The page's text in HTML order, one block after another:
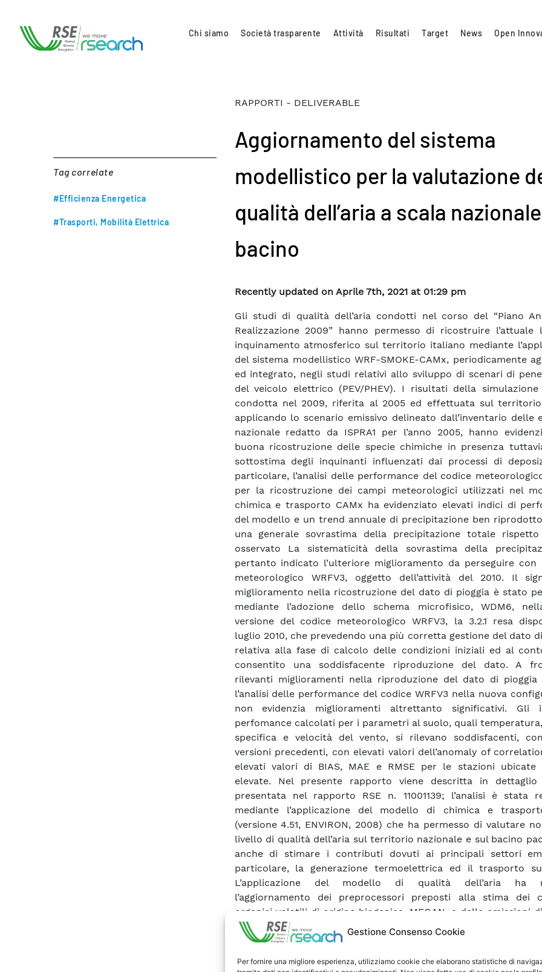
Gestione Consenso Cookie
Per fornire una migliore esperienza, utilizziamo cookie che elaborano statistiche di
Chi siamo Società trasparente Attività Risultati Target News Open
Tag correlate
#Efficienza Energetica
#Trasporti, Mobilità Elettrica
RAPPORTI - DELIVERABLE
Aggiornamento del sistema
modellistico per la valutazione
qualità dell’aria a scala
bacino
Recently updated on Aprile 7th, 2021 at 01:29 pm
Gli studi di qualità dell’aria condotti nel corso del “Piano
Realizzazione 2009” hanno permesso di ricostruire l’attuale
inquinamento atmosferico sul territorio italiano mediante
del sistema modellistico WRF-SMOKE-CAMx, periodicamente
ed integrato, negli studi relativi allo sviluppo di scenari di
del veicolo elettrico (PEV/PHEV). I risultati della simulazione
condotta nel 2009, riferita al 2005 ed effettuata sul
applicando lo scenario emissivo delineato dall’inventario delle
nazionale redatto da ISPRA1 per l’anno 2005, hanno
buona ricostruzione delle specie chimiche in presenza
sottostima degli inquinanti influenzati dai processi di
particolare, l’analisi delle performance del codice
per la ricostruzione dei campi meteorologici utilizzati nel
chimica e trasporto CAMx ha evidenziato elevati indici di
del modello e un trend annuale di precipitazione ben
una generale sovrastima della precipitazione totale
osservato La sistematicità della sovrastima della
pertanto indicato l’ulteriore miglioramento da perseguire con
meteorologico WRFV3, oggetto dell’attività del 2010. Il
miglioramento nella ricostruzione del dato di pioggia è stato
mediante l’adozione dello schema microfisico, WDM6,
versione del codice meteorologico WRFV3, la 3.2.1 resa
luglio 2010, che prevedendo una più corretta gestione del dato
relativa alla fase di calcolo delle condizioni iniziali ed al
consentito una soddisfacente riproduzione del dato. A
rilevanti miglioramenti nella riproduzione del dato di pioggia
l’analisi delle performance del codice WRFV3 nella nuova
non evidenzia miglioramenti altrettanto significativi. Gli
perfomance calcolati per i parametri al suolo, quali
specifica e velocità del vento, si rilevano soddisfacenti,
versioni precedenti, con elevati valori dell’anomaly of
elevati valori di BIAS, MAE e RMSE per le stazioni ubicate
elevate. Nel presente rapporto viene descritta in dettaglio
presentata nel rapporto RSE n. 11001139; l’analisi è stata
mediante l’applicazione del modello di chimica e
(versione 4.51, ENVIRON, 2008) che ha permesso di valutare
livello di qualità dell’aria sul territorio nazionale e sul bacino
anche di stimare i contributi dovuti ai principali settori
particolare, la generazione termoelettrica ed il trasporto
L’applicazione del modello di qualità dell’aria ha
l’aggiornamento dei preprocessori preposti alla stima dei
organici volatili di origine biogenica, MEGAN, e delle emissioni
marini, SeaSalt. In particolare, l’aggiornamento del codice
permesso una migliore ricostruzione delle emissioni